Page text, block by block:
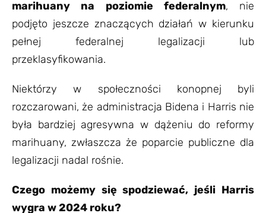
marihuany na poziomie federalnym, nie
podjęto jeszcze znaczących działań w kierunku
pełnej federalnej legalizacji lub
przeklasyfikowania.
Niektórzy w społeczności konopnej byli
rozczarowani, że administracja Bidena i Harris nie
była bardziej agresywna w dążeniu do reformy
marihuany, zwłaszcza że poparcie publiczne dla
legalizacji nadal rośnie.
Czego możemy się spodziewać, jeśli Harris
wygra w 2024 roku?